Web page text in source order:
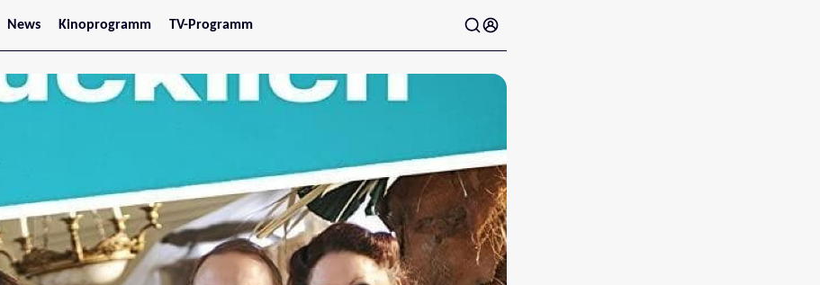
News
Stars
Kinoprogramm
Jetzt im Kino
Wien
Niederösterreich
Tirol
Vorarlberg
TV-Programm